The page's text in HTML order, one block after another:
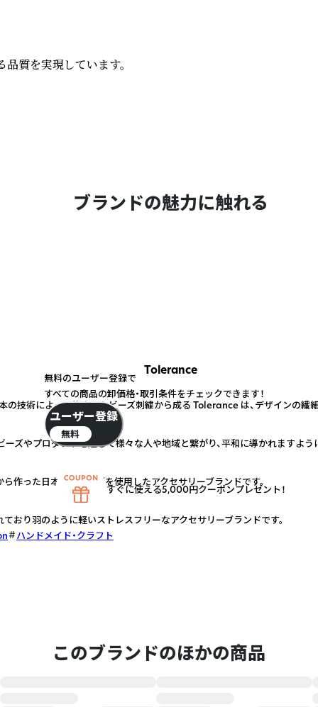
質を実現しています。
ブランドの魅力に触れる
Tolerance
の技術によって施されたビーズ刺繍から成る Tolerance は、デザインの繊
ズやプロダクトを通じて様々な人や地域と繋がり、平和に導かれますよう
作った日本製のビーズを使用したアクセサリーブランドです。
おり羽のように軽いストレスフリーなアクセサリーブランドです。
ハンドメイド・クラフト
このブランドのほかの商品
無料のユーザー登録で
すべての商品の卸価格・取引条件をチェックできます！
ユーザー登録
無料
すぐに使える5,000円クーポンプレゼント！